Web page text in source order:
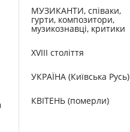
МУЗИКАНТИ, співаки,
гурти, композитори,
музикознавці, критики
XVIII століття
УКРАЇНА (Київська Русь)
КВІТЕНЬ (померли)